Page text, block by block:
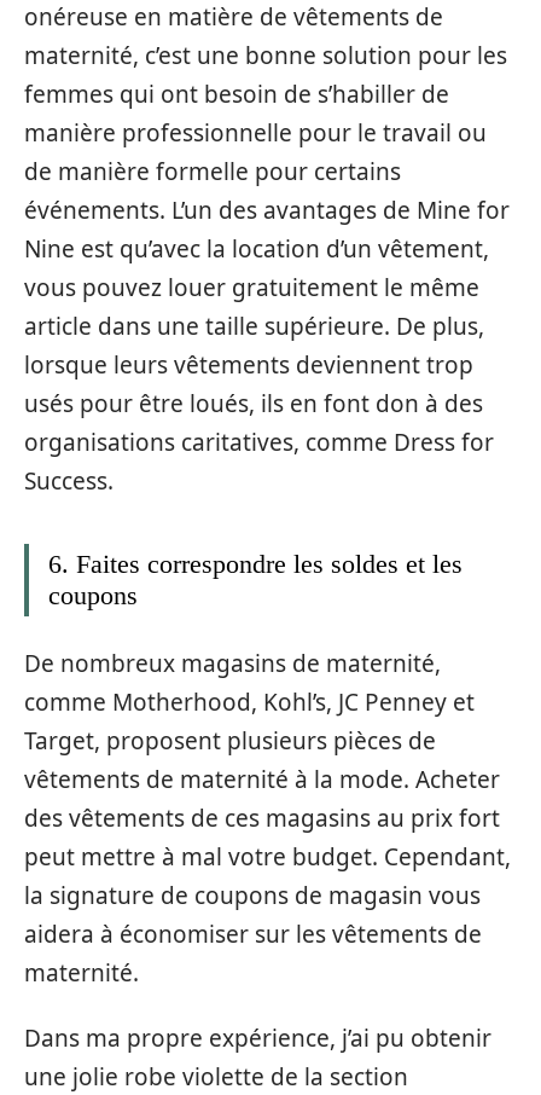
onéreuse en matière de vêtements de
maternité, c’est une bonne solution pour les
femmes qui ont besoin de s’habiller de
manière professionnelle pour le travail ou
de manière formelle pour certains
événements. L’un des avantages de Mine for
Nine est qu’avec la location d’un vêtement,
vous pouvez louer gratuitement le même
article dans une taille supérieure. De plus,
lorsque leurs vêtements deviennent trop
usés pour être loués, ils en font don à des
organisations caritatives, comme Dress for
Success.
6. Faites correspondre les soldes et les
coupons
De nombreux magasins de maternité,
comme Motherhood, Kohl’s, JC Penney et
Target, proposent plusieurs pièces de
vêtements de maternité à la mode. Acheter
des vêtements de ces magasins au prix fort
peut mettre à mal votre budget. Cependant,
la signature de coupons de magasin vous
aidera à économiser sur les vêtements de
maternité.
Dans ma propre expérience, j’ai pu obtenir
une jolie robe violette de la section